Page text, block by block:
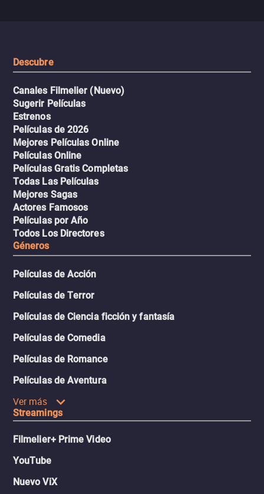
Descubre
Canales Filmelier (Nuevo)
Sugerir Películas
Estrenos
Películas de 2026
Mejores Películas Online
Películas Online
Películas Gratis Completas
Todas Las Películas
Mejores Sagas
Actores Famosos
Películas por Año
Todos Los Directores
Géneros
Películas de Acción
Películas de Terror
Películas de Ciencia ficción y fantasía
Películas de Comedia
Películas de Romance
Películas de Aventura
Ver más
Streamings
Filmelier+ Prime Video
YouTube
Nuevo ViX